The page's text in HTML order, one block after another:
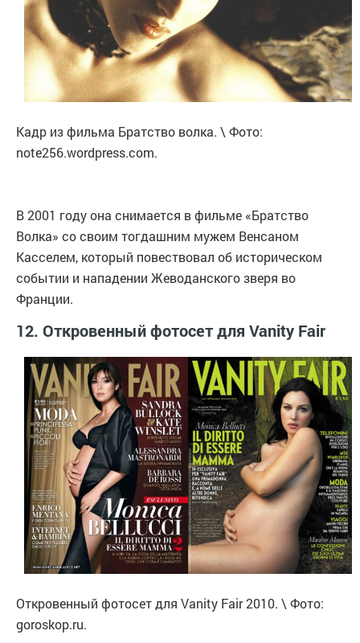
Кадр из фильма Братство волка. \ Фото:
note256.wordpress.com.
В 2001 году она снимается в фильме «Братство
Волка» со своим тогдашним мужем Венсаном
Касселем, который повествовал об историческом
событии и нападении Жеводанского зверя во
Франции.
12. Откровенный фотосет для Vanity Fair
Откровенный фотосет для Vanity Fair 2010. \ Фото:
goroskop.ru.